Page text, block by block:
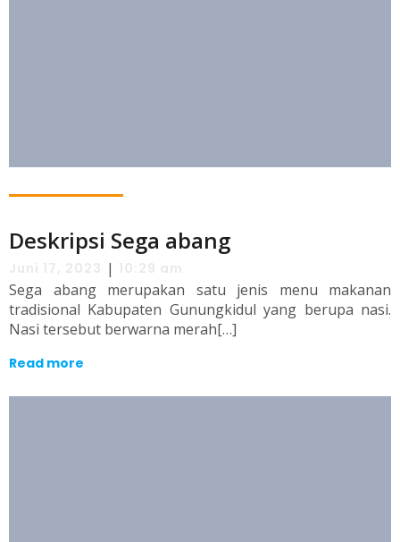
Deskripsi Sega abang
|
Sega abang merupakan satu jenis menu makanan
tradisional Kabupaten Gunungkidul yang berupa nasi.
Nasi tersebut berwarna merah[…]
Read more